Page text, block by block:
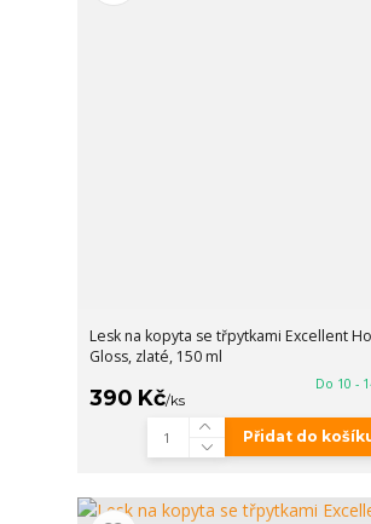
Lesk na kopyta se třpytkami Excellent
Gloss, zlaté, 150 ml
390 Kč/ks
Do 10 -
Přidat do